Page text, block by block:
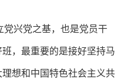
兴党之基，也是党员干
，最重要的是接好坚持马
想和中国特色社会主义共